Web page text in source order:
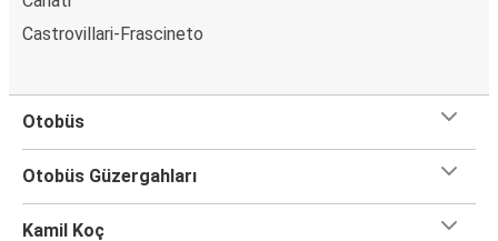
Castrovillari-Frascineto
Otobüs
Otobüs Güzergahları
Kamil Koç